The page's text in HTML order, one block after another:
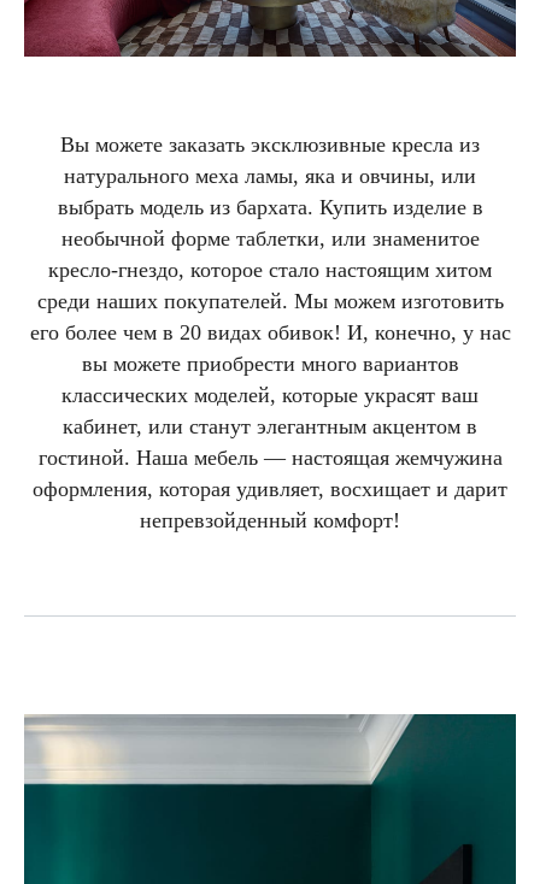
Вы можете заказать эксклюзивные кресла из
натурального меха ламы, яка и овчины, или
выбрать модель из бархата. Купить изделие в
необычной форме таблетки, или знаменитое
кресло-гнездо, которое стало настоящим хитом
среди наших покупателей. Мы можем изготовить
его более чем в 20 видах обивок! И, конечно, у нас
вы можете приобрести много вариантов
классических моделей, которые украсят ваш
кабинет, или станут элегантным акцентом в
гостиной. Наша мебель — настоящая жемчужина
оформления, которая удивляет, восхищает и дарит
непревзойденный комфорт!